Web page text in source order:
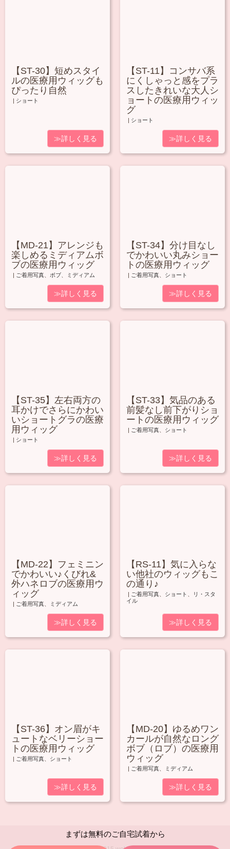
【ST-30】短めスタイ
ルの医療用ウィッグも
ぴったり自然
ショート
≫詳しく見る
【ST-11】コンサバ系
にくしゃっと感をプラ
スしたきれいな大人シ
ョートの医療用ウィッ
グ
ショート
≫詳しく見る
【MD-21】アレンジも
楽しめるミディアムボ
ブの医療用ウィッグ
| ご着用写真 ボブ ミディアム
≫詳しく見る
【ST-34】分け目なし
でかわいい丸みショー
トの医療用ウィッグ
| ご着用写真 ショート
≫詳しく見る
【ST-35】左右両方の
耳かけでさらにかわい
いショートグラの医療
用ウィッグ
| ショート
≫詳しく見る
【ST-33】気品のある
前髪なし前下がりショ
ートの医療用ウィッグ
| ご着用写真 ショート
≫詳しく見る
【MD-22】フェミニン
でかわいい♪くびれ&
外ハネロブの医療用ウ
ィッグ
| ご着用写真 ミディアム
≫詳しく見る
【RS-11】気に入らな
い他社のウィッグもこ
の通り♪
| ご着用写真 ショート
リ・スタ
イル
≫詳しく見る
【ST-36】オン眉がキ
ュートなベリーショー
トの医療用ウィッグ
| ご着用写真 ショート
≫詳しく見る
【MD-20】ゆるめワン
カールが自然なロング
ボブ（ロブ）の医療用
ウィッグ
| ご着用写真 ミディアム
≫詳しく見る
まずは無料のご自宅試着から